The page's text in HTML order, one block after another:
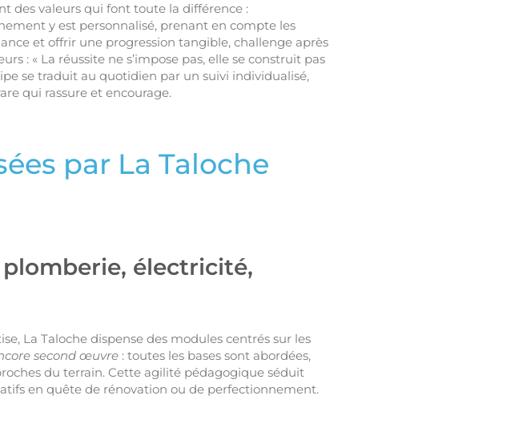
des valeurs qui font toute la différence :
y est personnalisé, prenant en compte les
et offrir une progression tangible, challenge après
: « La réussite ne s’impose pas, elle se construit pas
se traduit au quotidien par un suivi individualisé,
qui rassure et encourage.
par La Taloche
plomberie, électricité,
La Taloche dispense des modules centrés sur les
second œuvre : toutes les bases sont abordées,
du terrain. Cette agilité pédagogique séduit
en quête de rénovation ou de perfectionnement.